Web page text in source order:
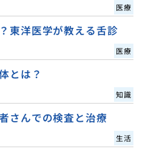
医療
東洋医学が教える舌診
医療
とは？
知識
さんでの検査と治療
生活